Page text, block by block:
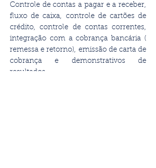
Controle de contas a pagar e a receber,
fluxo de caixa, controle de cartões de
crédito, controle de contas correntes,
integração com a cobrança bancária (
remessa e retorno), emissão de carta de
cobrança e demonstrativos de
resultados.